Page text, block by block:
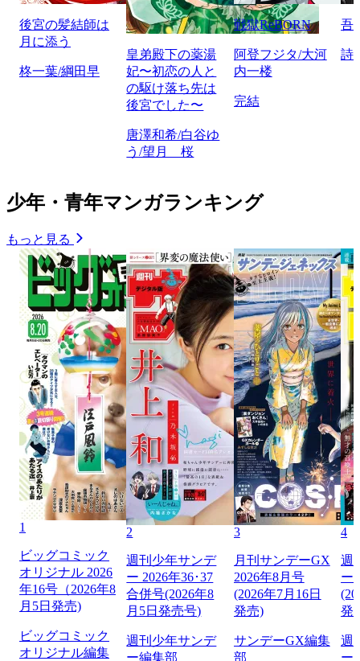
後宮の髪結師は
月に添う
柊一葉/綱田早
皇弟殿下の薬湯
妃〜初恋の人と
の駆け落ち先は
後宮でした〜
唐澤和希/白谷ゆ
う/望月 桜
戦獄ReBORN
阿登フジタ/大河
内一楼
完結
吾
詩
少年・青年マンガランキング
もっと見る
1
ビッグコミック
オリジナル 2026
年16号（2026年8
月5日発売)
ビッグコミック
オリジナル編集
2
週刊少年サンデ
ー 2026年36･37
合併号(2026年8
月5日発売号)
週刊少年サンデ
ー編集部
3
月刊サンデーGX
2026年8月号
(2026年7月16日
発売)
サンデーGX編集
部
4
週
ー
発
週
ー